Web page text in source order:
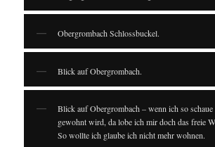
Obergrombach Schlossbuckel.
Blick auf Obergrombach.
Blick auf Obergrombach – wenn ich so
gewohnt wird, da lobe ich mir doch das freie
So wollte ich glaube ich nicht mehr wohnen.